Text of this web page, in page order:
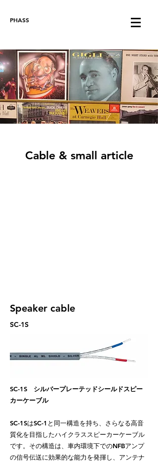
PHASS
Cable & small article
Speaker cable
SC-1S
SC-1S シルバープレーテッドシールドスピー
カーケーブル
SC-1SはSC-1と同一構造を持ち、さらなる高音
質化を目指したハイクラススピーカーケーブル
です。その構造は、車内環境下でのNFBアンプ
の信号伝送に効果的な能力を発揮し、アンテナ